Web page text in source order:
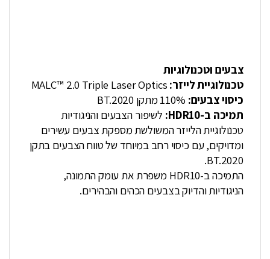
צבעים וטכנולוגיות
טכנולוגיית לייזר:
כיסוי צבעים:
תמיכה ב-HDR10:
לשיפור הצבעים והניגודיות
טכנולוגיית הלייזר המשולשת מספקת צבעים עשירים
ומדויקים, עם כיסוי רחב במיוחד של טווח הצבעים בתקן
BT.2020.
התמיכה ב-HDR10 משפרת את עומק התמונה,
הניגודיות והדיוק בצבעים הכהים והבהירים.